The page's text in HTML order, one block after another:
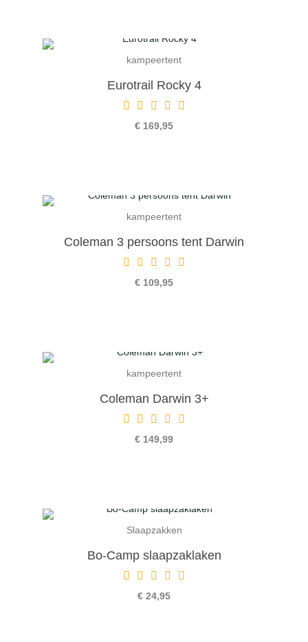
kampeertent
Eurotrail Rocky 4
€ 169,95
kampeertent
Coleman 3 persoons tent Darwin
€ 109,95
kampeertent
Coleman Darwin 3+
€ 149,99
Slaapzakken
Bo-Camp slaapzaklaken
€ 24,95